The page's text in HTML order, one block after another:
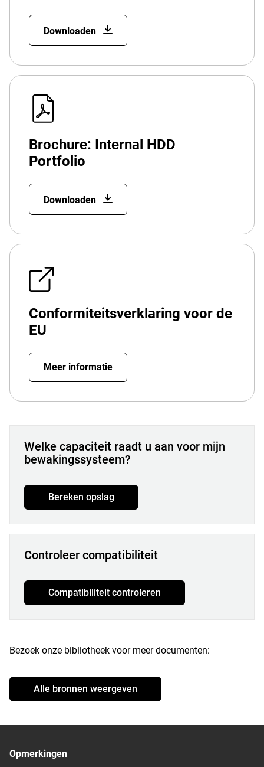
Downloaden
Brochure: Internal HDD
Portfolio
Downloaden
Conformiteitsverklaring voor de
EU
Meer informatie
Welke capaciteit raadt u aan voor mijn
bewakingssysteem?
Bereken opslag
Controleer compatibiliteit
Compatibiliteit controleren
Bezoek onze bibliotheek voor meer documenten:
Alle bronnen weergeven
Opmerkingen